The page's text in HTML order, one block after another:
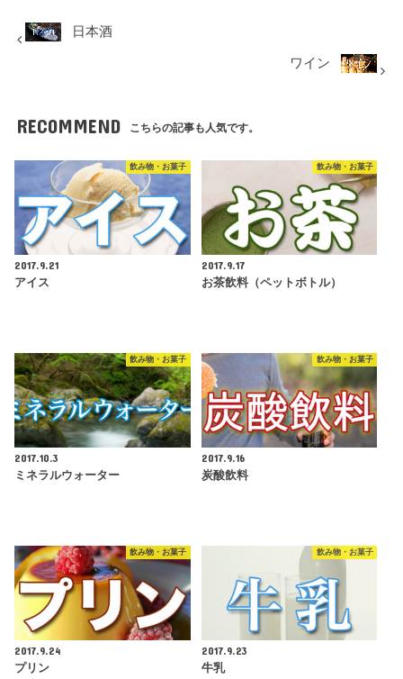
日本酒
ワイン
RECOMMEND こちらの記事も人気です。
飲み物・お菓子
2017.9.21
アイス
飲み物・お菓子
2017.9.17
お茶飲料（ペットボトル）
飲み物・お菓子
2017.10.3
ミネラルウォーター
飲み物・お菓子
2017.9.16
炭酸飲料
飲み物・お菓子
2017.9.24
プリン
飲み物・お菓子
2017.9.23
牛乳